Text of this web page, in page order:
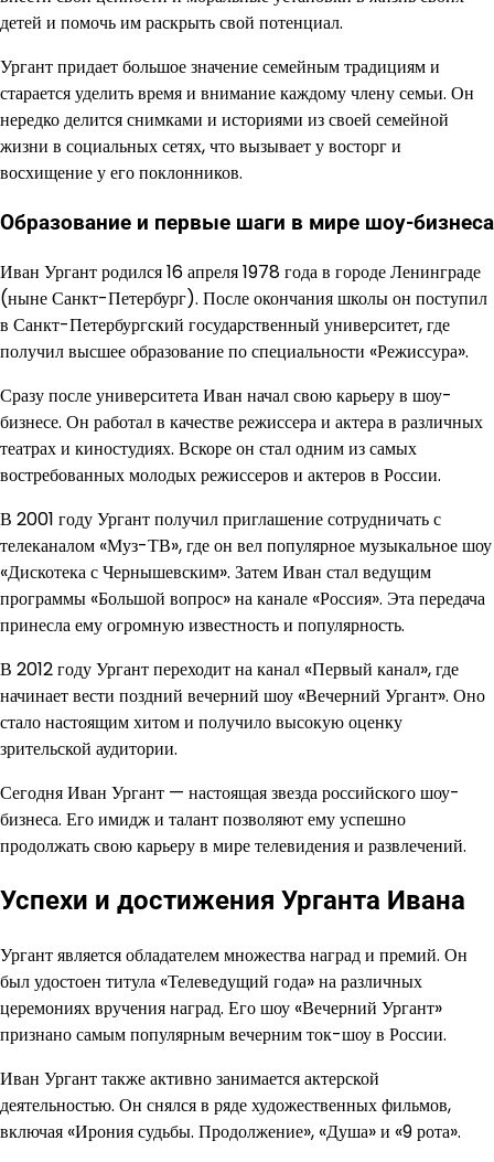
детей и помочь им раскрыть свой потенциал.
Ургант придает большое значение семейным традициям и
старается уделить время и внимание каждому члену семьи. Он
нередко делится снимками и историями из своей семейной
жизни в социальных сетях, что вызывает у восторг и
восхищение у его поклонников.
Образование и первые шаги в мире шоу-бизнеса
Иван Ургант родился 16 апреля 1978 года в городе Ленинграде
(ныне Санкт-Петербург). После окончания школы он поступил
в Санкт-Петербургский государственный университет, где
получил высшее образование по специальности «Режиссура».
Сразу после университета Иван начал свою карьеру в шоу-
бизнесе. Он работал в качестве режиссера и актера в различных
театрах и киностудиях. Вскоре он стал одним из самых
востребованных молодых режиссеров и актеров в России.
В 2001 году Ургант получил приглашение сотрудничать с
телеканалом «Муз-ТВ», где он вел популярное музыкальное шоу
«Дискотека с Чернышевским». Затем Иван стал ведущим
программы «Большой вопрос» на канале «Россия». Эта передача
принесла ему огромную известность и популярность.
В 2012 году Ургант переходит на канал «Первый канал», где
начинает вести поздний вечерний шоу «Вечерний Ургант». Оно
стало настоящим хитом и получило высокую оценку
зрительской аудитории.
Сегодня Иван Ургант — настоящая звезда российского шоу-
бизнеса. Его имидж и талант позволяют ему успешно
продолжать свою карьеру в мире телевидения и развлечений.
Успехи и достижения Урганта Ивана
Ургант является обладателем множества наград и премий. Он
был удостоен титула «Телеведущий года» на различных
церемониях вручения наград. Его шоу «Вечерний Ургант»
признано самым популярным вечерним ток-шоу в России.
Иван Ургант также активно занимается актерской
деятельностью. Он снялся в ряде художественных фильмов,
включая «Ирония судьбы. Продолжение», «Душа» и «9 рота».